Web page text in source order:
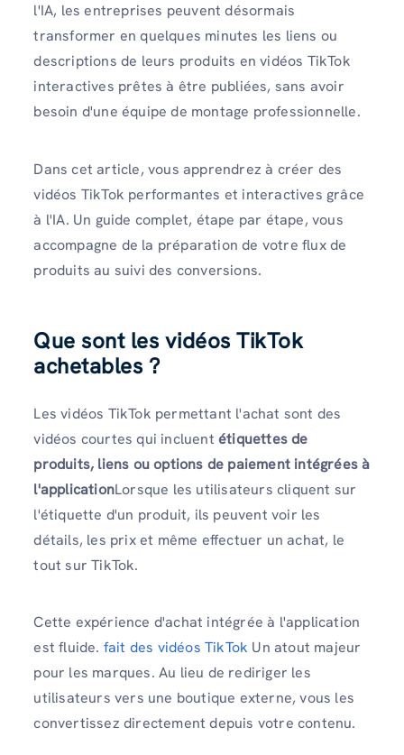
l'IA, les entreprises peuvent désormais
transformer en quelques minutes les liens ou
descriptions de leurs produits en vidéos TikTok
interactives prêtes à être publiées, sans avoir
besoin d'une équipe de montage professionnelle.
Dans cet article, vous apprendrez à créer des
vidéos TikTok performantes et interactives grâce
à l'IA. Un guide complet, étape par étape, vous
accompagne de la préparation de votre flux de
produits au suivi des conversions.
Que sont les vidéos TikTok
achetables ?
Les vidéos TikTok permettant l'achat sont des
vidéos courtes qui incluent étiquettes de
produits, liens ou options de paiement intégrées à
l'applicationLorsque les utilisateurs cliquent sur
l'étiquette d'un produit, ils peuvent voir les
détails, les prix et même effectuer un achat, le
tout sur TikTok.
Cette expérience d'achat intégrée à l'application
est fluide. fait des vidéos TikTok Un atout majeur
pour les marques. Au lieu de rediriger les
utilisateurs vers une boutique externe, vous les
convertissez directement depuis votre contenu.